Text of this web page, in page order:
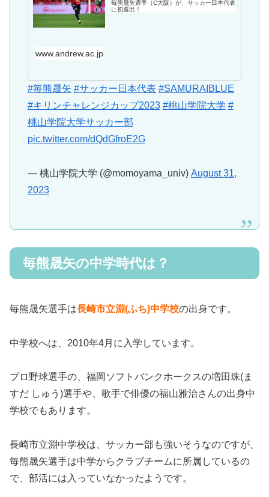
毎熊晟矢選手（C大阪）が、サッカー日本代表
に初選出！
www.andrew.ac.jp
#毎熊晟矢 #サッカー日本代表 #SAMURAIBLUE
#キリンチャレンジカップ2023 #桃山学院大学 #
桃山学院大学サッカー部
pic.twitter.com/dQdGfroE2G
— 桃山学院大学 (@momoyama_univ) August 31,
2023
毎熊晟矢の中学時代は？
毎熊晟矢選手は長崎市立淵(ふち)中学校の出身です。
中学校へは、2010年4月に入学しています。
プロ野球選手の、福岡ソフトバンクホークスの増田珠(ま
すだ しゅう)選手や、歌手で俳優の福山雅治さんの出身中
学校でもあります。
長崎市立淵中学校は、サッカー部も強いそうなのですが、
毎熊晟矢選手は中学からクラブチームに所属しているの
で、部活には入っていなかったようです。